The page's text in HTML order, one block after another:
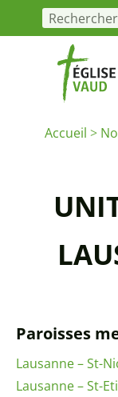
Accueil >
Paroisses
Lausanne – St-
Lausanne – St-